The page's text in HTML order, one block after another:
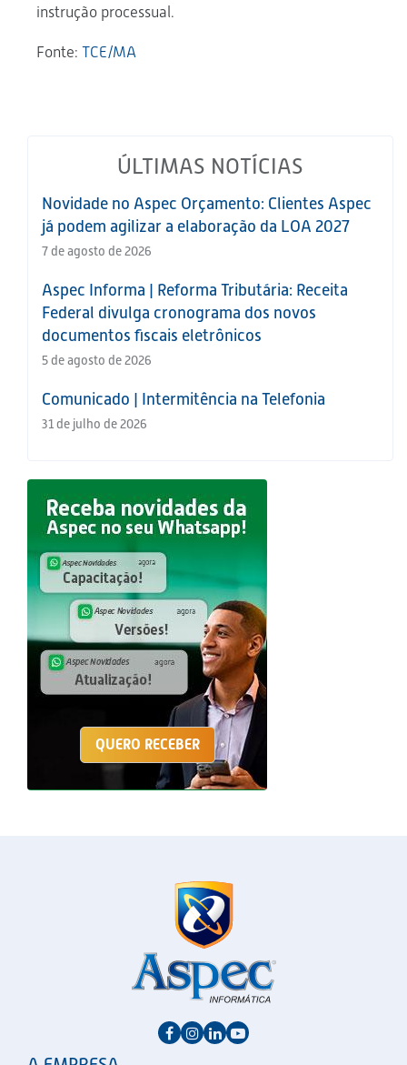
instrução processual.
Fonte: TCE/MA
ÚLTIMAS NOTÍCIAS
Novidade no Aspec Orçamento: Clientes Aspec
já podem agilizar a elaboração da LOA 2027
7 de agosto de 2026
Aspec Informa | Reforma Tributária: Receita
Federal divulga cronograma dos novos
documentos fiscais eletrônicos
5 de agosto de 2026
Comunicado | Intermitência na Telefonia
31 de julho de 2026
QUERO RECEBER